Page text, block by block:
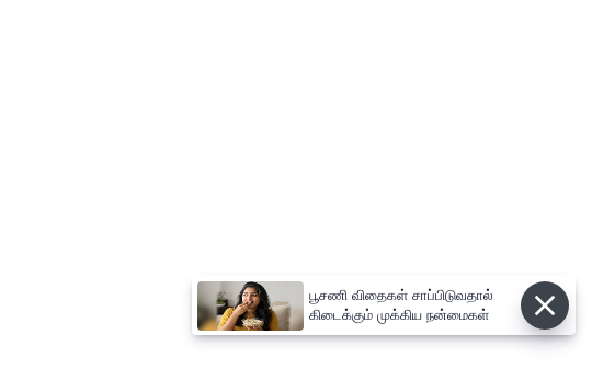
பூசணி விதைகள் சாப்பிடுவதால்
கிடைக்கும் முக்கிய நன்மைகள்